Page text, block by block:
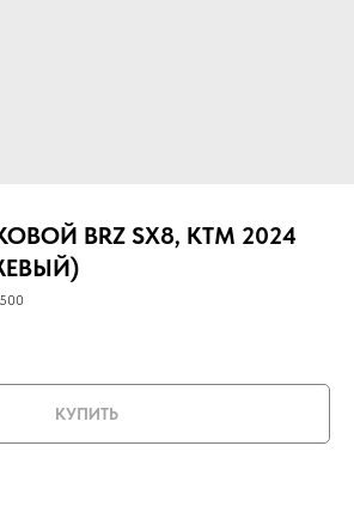
BRZ SX8, KTM 2024
КУПИТЬ